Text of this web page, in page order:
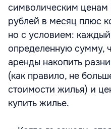
символическим ценам
рублей в месяц плюс
но с условием:
определенную сумму,
аренды накопить
(как правило, не
стоимости жилья) и
купить жилье.